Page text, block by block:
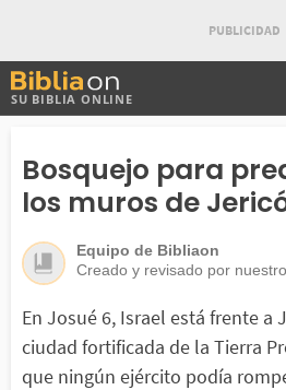
SU BIBLIA ONLINE
Buscar
en
Bosquejo para
los muros de
Equipo de Bibliaon
Creado y revisado por
En Josué 6, Israel está frente a
ciudad fortificada de la Tierra
que ningún ejército podía